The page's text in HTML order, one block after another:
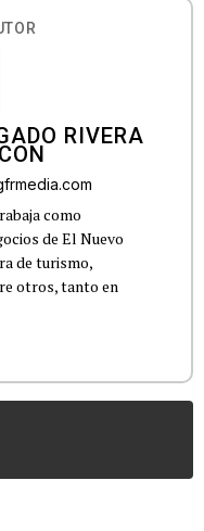
RIVERA
como
de El Nuevo
de turismo,
otros, tanto en